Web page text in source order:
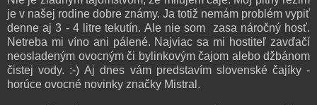
je v našej rodine dobre známy. Ja totiž nemám problém vypiť
denne aj 3 - 4 litre tekutín. Ale nie som zasa náročný hosť.
Netreba mi víno ani pálené. Najviac sa mi hostiteľ zavďačí
neosladeným ovocným či bylinkovým čajom alebo džbánom
čistej vody. :-) Aj dnes vám predstavím slovenské čajíky -
horúce ovocné novinky značky Mistral.